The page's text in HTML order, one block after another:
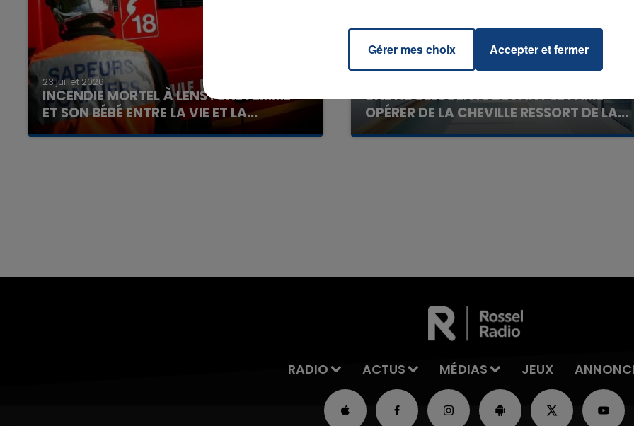
23 juillet 2026
INCENDIE MORTEL À LENS : UNE FEMME
ET SON BÉBÉ ENTRE LA VIE ET LA...
Un homme s'est immolé par le feu après avoir
UNE ADOLESCENTE DEVANT SE FAIRE
OPÉRER DE LA CHEVILLE RESSORT DE LA...
La famille a porté plainte contre la clinique qui a
RADIO ACTUS MÉDIAS JEUX
Gérer mes choix Accepter et fermer